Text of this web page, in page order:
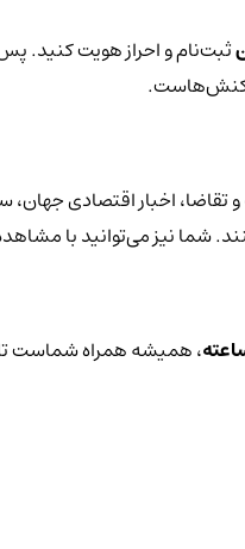
ثبت‌نام و احراز هویت کنید.
اخبار اقتصادی
شما نیز می‌توانید با
، همیشه همراه شماست تا